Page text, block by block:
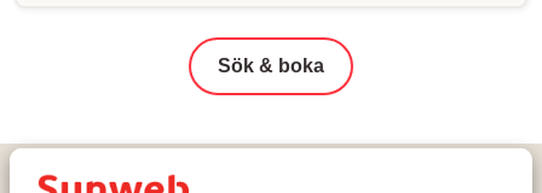
Sök & boka
Hem Skidresor Österrike